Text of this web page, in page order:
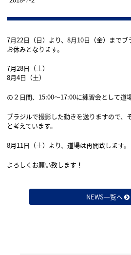
7月22日（日）より、8月10日（金）までブ
お休みとなります。
7月28日（土）
8月4日（土）
の２日間、15:00〜17:00に練習会として道
ブラジルで撮影した動きを送りますので、
と考えています。
8月11日（土）より、道場は再開致します。
よろしくお願い致します！
NEWS一覧へ